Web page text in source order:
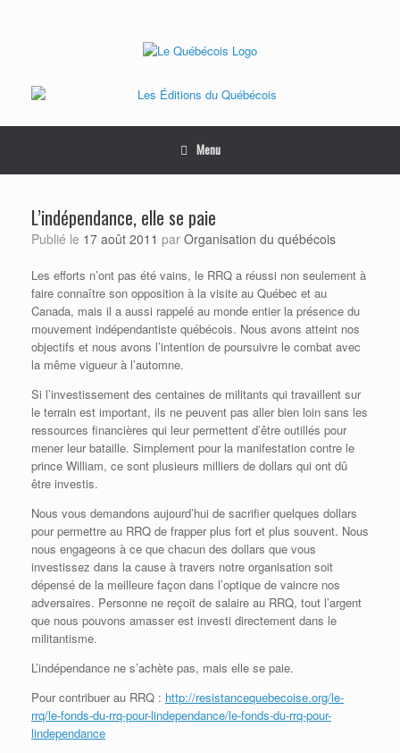
Menu
L’indépendance, elle se paie
Publié le 17 août 2011 par Organisation du québécois
Les efforts n’ont pas été vains, le RRQ a réussi non seulement à
faire connaître son opposition à la visite au Québec et au
Canada, mais il a aussi rappelé au monde entier la présence du
mouvement indépendantiste québécois. Nous avons atteint nos
objectifs et nous avons l’intention de poursuivre le combat avec
la même vigueur à l’automne.
Si l’investissement des centaines de militants qui travaillent sur
le terrain est important, ils ne peuvent pas aller bien loin sans les
ressources financières qui leur permettent d’être outillés pour
mener leur bataille. Simplement pour la manifestation contre le
prince William, ce sont plusieurs milliers de dollars qui ont dû
être investis.
Nous vous demandons aujourd’hui de sacrifier quelques dollars
pour permettre au RRQ de frapper plus fort et plus souvent. Nous
nous engageons à ce que chacun des dollars que vous
investissez dans la cause à travers notre organisation soit
dépensé de la meilleure façon dans l’optique de vaincre nos
adversaires. Personne ne reçoit de salaire au RRQ, tout l’argent
que nous pouvons amasser est investi directement dans le
militantisme.
L’indépendance ne s’achète pas, mais elle se paie.
Pour contribuer au RRQ : http://resistancequebecoise.org/le-
rrq/le-fonds-du-rrq-pour-lindependance/le-fonds-du-rrq-pour-
lindependance